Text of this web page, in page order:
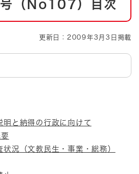
（No107）目次
更新日：2009年3月3日掲載
明と納得の行政に向けて
況（文教民生・事業・総務）